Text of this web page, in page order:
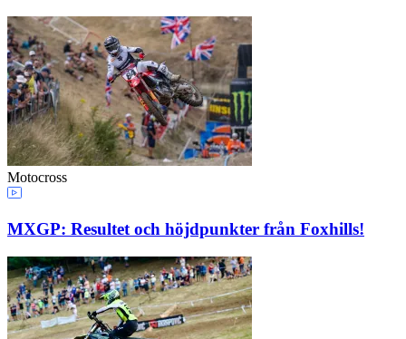
Motocross
MXGP: Resultet och höjdpunkter från Foxhills!